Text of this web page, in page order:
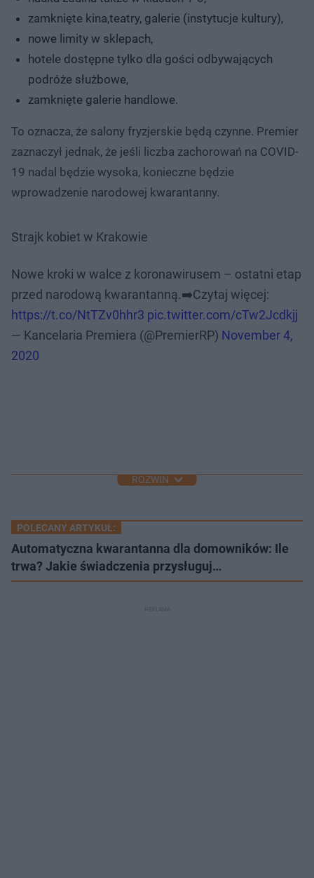
zamknięte kina,teatry, galerie (instytucje kultury),
nowe limity w sklepach,
hotele dostępne tylko dla gości odbywających
podróże służbowe,
zamknięte galerie handlowe.
To oznacza, że salony fryzjerskie będą czynne. Premier
zaznaczył jednak, że jeśli liczba zachorowań na COVID-
19 nadal będzie wysoka, konieczne będzie
wprowadzenie narodowej kwarantanny.
Strajk kobiet w Krakowie
Spróbuj ponownie
Nowe kroki w walce z koronawirusem – ostatni etap
przed narodową kwarantanną.➡️Czytaj więcej:
https://t.co/NtTZv0hhr3 pic.twitter.com/cTw2Jcdkjj
— Kancelaria Premiera (@PremierRP) November 4,
2020
ROZWIŃ
POLECANY ARTYKUŁ:
Automatyczna kwarantanna dla domowników: Ile
trwa? Jakie świadczenia przysługuj…